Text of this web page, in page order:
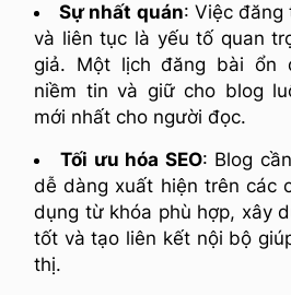
Sự nhất quán: Việc đăng
và liên tục là yếu tố quan
giả. Một lịch đăng bài ổn
niềm tin và giữ cho blog
mới nhất cho người đọc.
Tối ưu hóa SEO: Blog
dễ dàng xuất hiện trên các
dụng từ khóa phù hợp, xây
tốt và tạo liên kết nội bộ
thị.